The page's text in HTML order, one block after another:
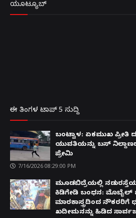
ಯೂಟ್ಯೂಬ್
ಈ ತಿಂಗಳ ಟಾಪ್ 5 ಸುದ್ದಿ
ಬಂಟ್ವಾಳ: ಏಕಮುಖ ಪ್ರೀತಿ
ಯುವತಿಯನ್ನು ಬಸ್
ಪ್ರೇಮಿ
7/16/2026 08:29:00 PM
ಮೂಡಬಿದ್ರೆಯಲ್ಲಿ
ಕಿಡಿಗೇಡಿ ಬಂಧನ: ಮೊಬೈಲ್
ಮಾರಕಾಸ್ತ್ರದಿಂದ ನೌಕರರಿಗೆ
ಖದೀಮನನ್ನು ಹಿಡಿದ